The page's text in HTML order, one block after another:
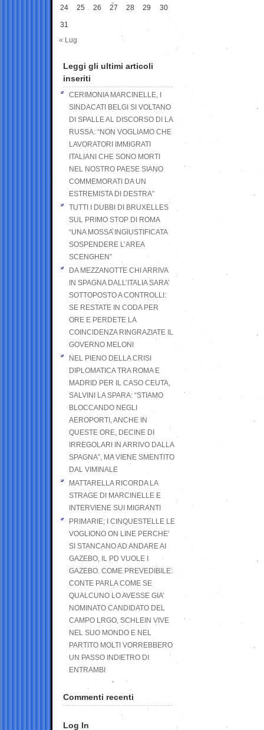
24 25 26 27 28 29 30
31
« Lug
Leggi gli ultimi articoli
inseriti
CERIMONIA MARCINELLE, I
SINDACATI BELGI SI VOLTANO
DI SPALLE AL DISCORSO DI LA
RUSSA: “NON VOGLIAMO CHE
LAVORATORI IMMIGRATI
ITALIANI CHE SONO MORTI
NEL NOSTRO PAESE SIANO
COMMEMORATI DA UN
ESTREMISTA DI DESTRA”
TUTTI I DUBBI DI BRUXELLES
SUL PRIMO STOP DI ROMA
“UNA MOSSA INGIUSTIFICATA
SOSPENDERE L’AREA
SCENGHEN”
DA MEZZANOTTE CHI ARRIVA
IN SPAGNA DALL’ITALIA SARA’
SOTTOPOSTO A CONTROLLI:
SE RESTATE IN CODA PER
ORE E PERDETE LA
COINCIDENZA RINGRAZIATE IL
GOVERNO MELONI
NEL PIENO DELLA CRISI
DIPLOMATICA TRA ROMA E
MADRID PER IL CASO CEUTA,
SALVINI LA SPARA: “STIAMO
BLOCCANDO NEGLI
AEROPORTI, ANCHE IN
QUESTE ORE, DECINE DI
IRREGOLARI IN ARRIVO DALLA
SPAGNA”, MA VIENE SMENTITO
DAL VIMINALE
MATTARELLA RICORDA LA
STRAGE DI MARCINELLE E
INTERVIENE SUI MIGRANTI
PRIMARIE; I CINQUESTELLE LE
VOGLIONO ON LINE PERCHE’
SI STANCANO AD ANDARE AI
GAZEBO, IL PD VUOLE I
GAZEBO. COME PREVEDIBILE:
CONTE PARLA COME SE
QUALCUNO LO AVESSE GIA’
NOMINATO CANDIDATO DEL
CAMPO LRGO, SCHLEIN VIVE
NEL SUO MONDO E NEL
PARTITO MOLTI VORREBBERO
UN PASSO INDIETRO DI
ENTRAMBI
Commenti recenti
Log In